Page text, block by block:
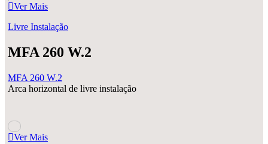
Ver Mais
Livre Instalação
MFA 260 W.2
MFA 260 W.2
Arca horizontal de livre instalação
Ver Mais